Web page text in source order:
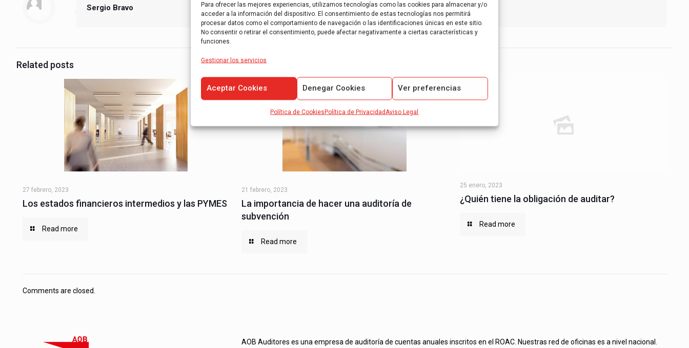
Para ofrecer las mejores experiencias, utilizamos tecnologías como las cookies para almacenar y/o
acceder a la información del dispositivo. El consentimiento de estas tecnologías nos permitirá
procesar datos como el comportamiento de navegación o las identificaciones únicas en este sitio.
No consentir o retirar el consentimiento, puede afectar negativamente a ciertas características y
funciones.
Gestionar los servicios
Aceptar Cookies Denegar Cookies Ver preferencias
Política de CookiesPolítica de Privacidad Aviso Legal
Sergio Bravo
Related posts
27 febrero, 2023
Los estados financieros intermedios y las PYMES
Read more
21 febrero, 2023
La importancia de hacer una auditoría de
subvención
Read more
25 enero, 2023
¿Quién tiene la obligación de auditar?
Read more
Comments are closed.
AOB Auditores es una empresa de auditoría de cuentas anuales inscritos en el ROAC. Nuestras red de oficinas es a nivel nacional.